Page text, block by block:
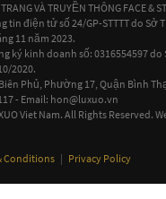
VÀ TRUYỀN THÔNG FACE &
tin điện tử số 24/GP-STTTT do Sở
11 năm 2023.
ký kinh doanh số: 0316554597
2020.
Phủ, Phường 17, Quận Bình
- Email: hon@luxuo.vn
Viet Nam. All Rights Reserved.
Conditions | Privacy Policy